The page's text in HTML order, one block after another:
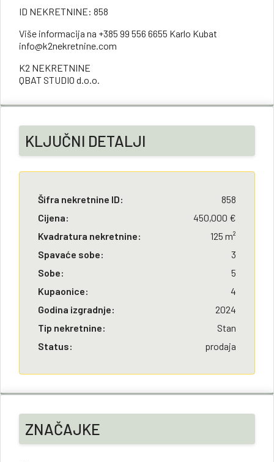
ID NEKRETNINE: 858
Više informacija na +385 99 556 6655 Karlo Kubat
info@k2nekretnine.com
K2 NEKRETNINE
QBAT STUDIO d.o.o.
KLJUČNI DETALJI
Šifra nekretnine ID:
858
Cijena:
450,000 €
Kvadratura nekretnine:
125 m²
Spavaće sobe:
3
Sobe:
5
Kupaonice:
4
Godina izgradnje:
2024
Tip nekretnine:
Stan
Status:
prodaja
ZNAČAJKE